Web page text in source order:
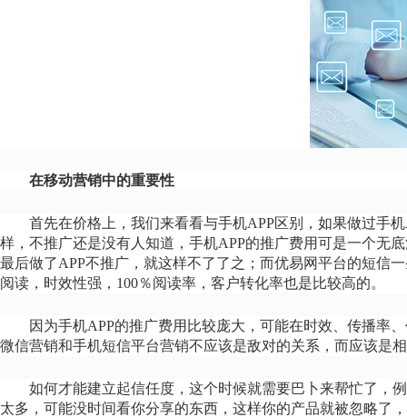
在移动营销中的重要性
首先在价格上，我们来看看与手机APP区别，如果做过手
样，不推广还是没有人知道，手机APP的推广费用可是一个无
最后做了APP不推广，就这样不了了之；而优易网平台的短信
阅读，时效性强，100％阅读率，客户转化率也是比较高的。
因为手机APP的推广费用比较庞大，可能在时效、传播率
微信营销和手机短信平台营销不应该是敌对的关系，而应该是
如何才能建立起信任度，这个时候就需要巴卜来帮忙了，
太多，可能没时间看你分享的东西，这样你的产品就被忽略了